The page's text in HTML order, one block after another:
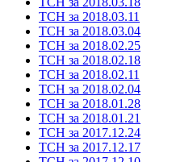
ТСН за 2018.03.11
ТСН за 2018.03.04
ТСН за 2018.02.25
ТСН за 2018.02.18
ТСН за 2018.02.11
ТСН за 2018.02.04
ТСН за 2018.01.28
ТСН за 2018.01.21
ТСН за 2017.12.24
ТСН за 2017.12.17